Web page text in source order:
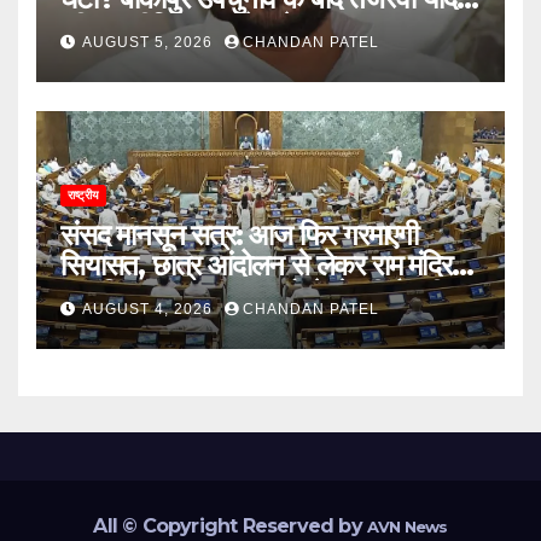
की राजनीति पर उठने लगे सवाल
AUGUST 5, 2026 CHANDAN PATEL
राष्ट्रीय
संसद मानसून सत्र: आज फिर गरमाएगी
सियासत, छात्र आंदोलन से लेकर राम मंदिर
दान विवाद तक सरकार को घेरने की तैयारी
AUGUST 4, 2026 CHANDAN PATEL
All © Copyright Reserved byAVN News